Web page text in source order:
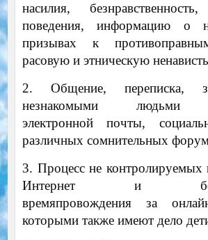
насилия,
поведения, информацию о
призывах к
расовую и этническую
2. Общение, переписка,
незнакомыми людьми
электронной почты,
различных сомнительных
3. Процесс не контролируемых
Интернет и
времяпровождения за
которыми также имеют дело